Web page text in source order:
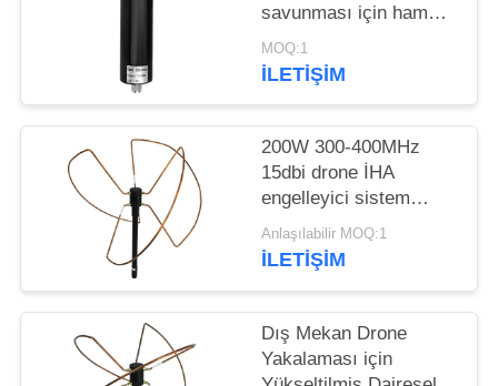
savunması için ham
bakır fiberglass anten
MOQ:1
İLETIŞIM
200W 300-400MHz
15dbi drone İHA
engelleyici sistem
iletişim fiberglas anteni
Anlaşılabilir MOQ:1
İLETIŞIM
Dış Mekan Drone
Yakalaması için